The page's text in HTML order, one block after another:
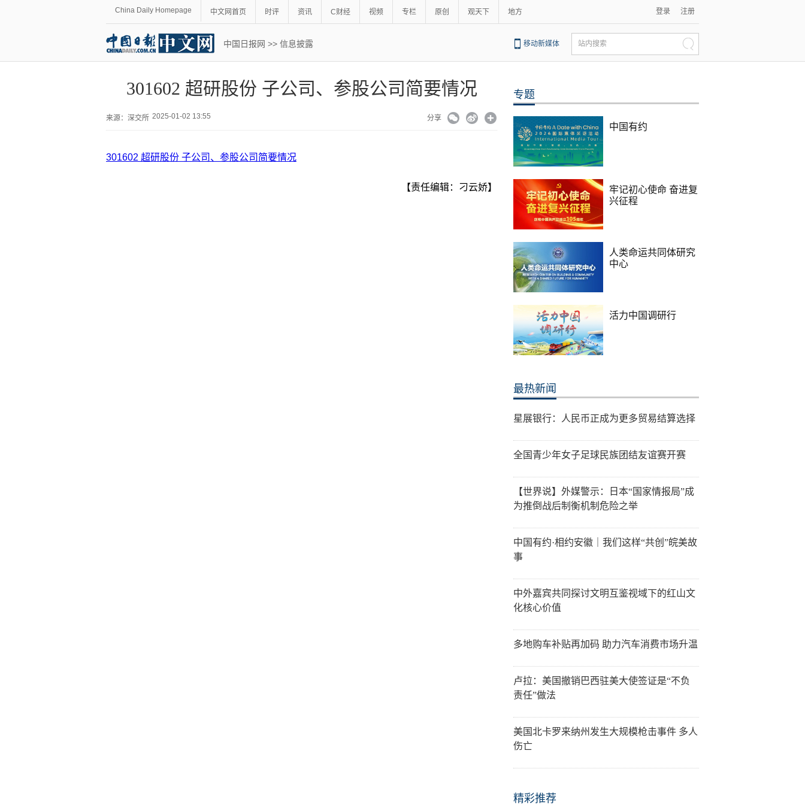
China Daily Homepage 中文网首页 时评 资讯 C财经 视频 专栏 原创 观天下 地方 登录 注册
中国日报网 >> 信息披露 移动新媒体 站内搜索
301602 超研股份 子公司、参股公司简要情况
来源： 深交所 2025-01-02 13:55 分享
301602 超研股份 子公司、参股公司简要情况
【责任编辑：刁云娇】
专题
中国有约
牢记初心使命 奋进复
兴征程
人类命运共同体研究
中心
活力中国调研行
最热新闻
星展银行：人民币正成为更多贸易结算选择
全国青少年女子足球民族团结友谊赛开赛
【世界说】外媒警示：日本“国家情报局”成
为推倒战后制衡机制危险之举
中国有约·相约安徽｜我们这样“共创”皖美故
事
中外嘉宾共同探讨文明互鉴视域下的红山文
化核心价值
多地购车补贴再加码 助力汽车消费市场升温
卢拉：美国撤销巴西驻美大使签证是“不负
责任”做法
美国北卡罗来纳州发生大规模枪击事件 多人
伤亡
精彩推荐